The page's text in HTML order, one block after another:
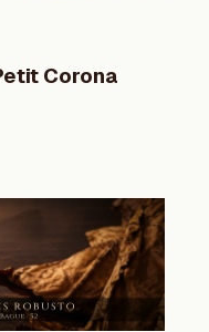
Corona